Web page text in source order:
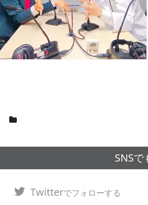
SNSで
Twitterでフォローする